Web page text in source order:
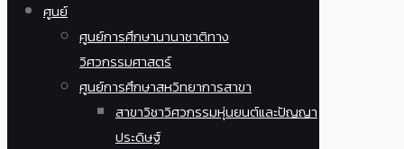
ศูนย์
ศูนย์การศึกษานานาชาติทาง
วิศวกรรมศาสตร์
ศูนย์การศึกษาสหวิทยาการสาขา
สาขาวิชาวิศวกรรมหุ่นยนต์และปัญญา
ประดิษฐ์